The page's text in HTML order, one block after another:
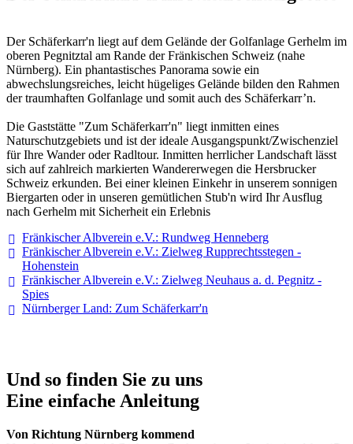
​​Der Schäferkarr'n liegt auf dem Gelände der Golfanlage Gerhelm im
oberen Pegnitztal am Rande der Fränkischen Schweiz (nahe
Nürnberg). Ein phantastisches Panorama sowie ein
abwechslungsreiches, leicht hügeliges Gelände bilden den Rahmen
der traumhaften Golfanlage und somit auch des Schäferkarr’n.
Die Gaststätte "Zum Schäferkarr'n" liegt inmitten eines
Naturschutzgebiets und ist der ideale Ausgangspunkt/Zwischenziel
für Ihre Wander oder Radltour. Inmitten herrlicher Landschaft lässt
sich auf zahlreich markierten Wandererwegen die Hersbrucker
Schweiz erkunden. Bei einer kleinen Einkehr in unserem sonnigen
Biergarten oder in unseren gemütlichen Stub'n wird Ihr Ausflug
nach Gerhelm mit Sicherheit ein Erlebnis
Fränkischer Albverein e.V.: Rundweg Henneberg
Fränkischer Albverein e.V.: Zielweg Rupprechtsstegen -
Hohenstein
Fränkischer Albverein e.V.: Zielweg Neuhaus a. d. Pegnitz -
Spies
Nürnberger Land: Zum Schäferkarr'n
Und so finden Sie zu uns
Eine einfache Anleitung
Von Richtung Nürnberg kommend